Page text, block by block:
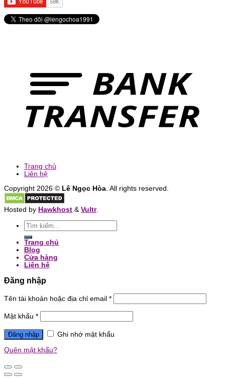
Trang chủ
Liên hệ
Copyright 2026 © Lê Ngọc Hòa . All rights reserved.
Hosted by Hawkhost & Vultr.
Trang chủ
Blog
Cửa hàng
Liên hệ
Đăng nhập
Tên tài khoản hoặc địa chỉ email *
Mật khẩu *
Đăng nhập Ghi nhớ mật khẩu
Quên mật khẩu?